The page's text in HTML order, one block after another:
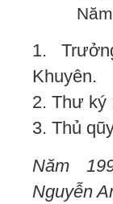
1.
Khuyên.
2. Thư ký
3. Thủ
Năm
Nguyễn